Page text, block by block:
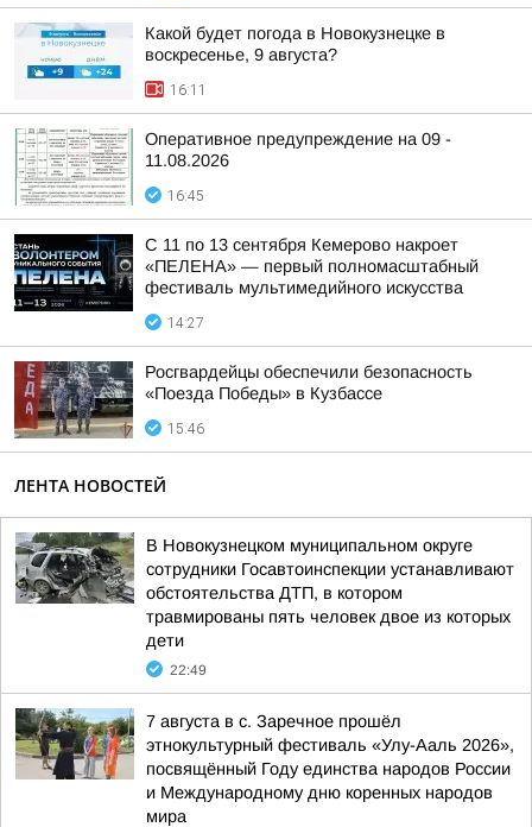
Какой будет погода в Новокузнецке в
воскресенье, 9 августа?
16:11
Оперативное предупреждение на 09 -
11.08.2026
16:45
С 11 по 13 сентября Кемерово накроет
«ПЕЛЕНА» — первый полномасштабный
фестиваль мультимедийного искусства
14:27
Росгвардейцы обеспечили безопасность
«Поезда Победы» в Кузбассе
15:46
ЛЕНТА НОВОСТЕЙ
В Новокузнецком муниципальном округе
сотрудники Госавтоинспекции устанавливают
обстоятельства ДТП, в котором
травмированы пять человек двое из которых
дети
22:49
7 августа в с. Заречное прошёл
этнокультурный фестиваль «Улу-Ааль 2026»,
посвящённый Году единства народов России
и Международному дню коренных народов
мира